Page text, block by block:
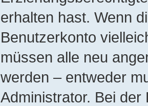
erhalten hast. Wenn
Benutzerkonto
müssen alle neu
werden – entweder
Administrator. Bei